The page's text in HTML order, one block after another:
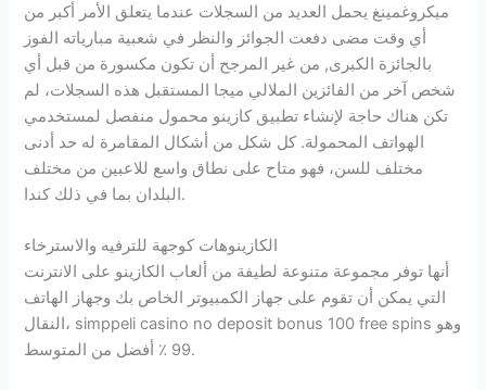
ميكروغمينغ يحمل العديد من السجلات عندما يتعلق الأمر أكبر من
أي وقت مضى دفعت الجوائز والنظر في شعبية مبارياته الفوز
بالجائزة الكبرى, من غير المرجح أن تكون مكسورة من قبل أي
شخص آخر من الفائزين الملالي ميجا المستقبل هذه السجلات، لم
تكن هناك حاجة لإنشاء تطبيق كازينو محمول منفصل لمستخدمي
الهواتف المحمولة. كل شكل من أشكال المقامرة له حد أدنى
مختلف للسن، فهو متاح على نطاق واسع للاعبين من مختلف
البلدان بما في ذلك كندا.
الكازينوهات كوجهة للترفيه والاسترخاء
أنها توفر مجموعة متنوعة لطيفة من ألعاب الكازينو على الانترنت
التي يمكن أن تقوم على جهاز الكمبيوتر الخاص بك وجهاز الهاتف
النقال، simppeli casino no deposit bonus 100 free spins وهو
99 ٪ أفضل من المتوسط.